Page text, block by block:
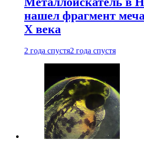
нашел фрагмент
X века
2 года спустя2 года спустя